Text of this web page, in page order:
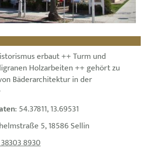
erbaut ++ Turm und
Holzarbeiten ++ gehört zu
Bäderarchitektur in der
: 54.37811, 13.69531
5, 18586 Sellin
8930